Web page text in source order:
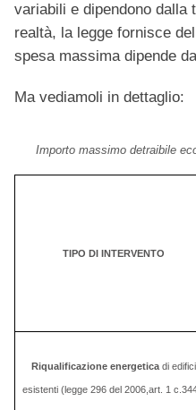
variabili e dipendono dalla
realtà, la legge fornisce
spesa massima dipende
Ma vediamoli in dettaglio:
Importo massimo detraibile
TIPO DI INTERVENTO
Riqualificazione energeticadi edifici
esistenti (legge 296 del 2006,art. 1